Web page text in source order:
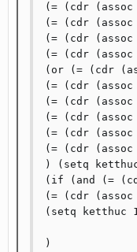
(= (cdr (assoc
(= (cdr (assoc
(= (cdr (assoc
(= (cdr (assoc
(or (= (cdr
(= (cdr
(= (cdr (assoc
(= (cdr (assoc
(= (cdr (assoc
(= (cdr (assoc
) (setq
(if (and (=
(= (cdr (assoc
(setq ketthuc
)